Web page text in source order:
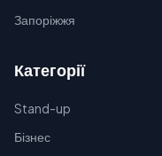
Запоріжжя
Категорії
Stand-up
Бізнес